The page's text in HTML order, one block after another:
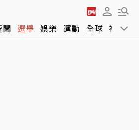
聞 選舉 娛樂 運動 全球 社會